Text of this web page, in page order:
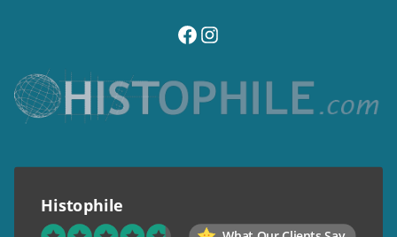
visitez notre page facebook
suivez notre compte instagram
Histophile